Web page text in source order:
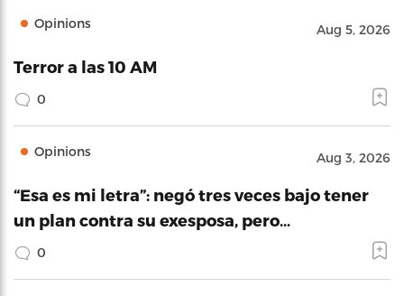
Opinions Aug 5, 2026
Terror a las 10 AM
0
Opinions Aug 3, 2026
“Esa es mi letra”: negó tres veces bajo tener
un plan contra su exesposa, pero…
0